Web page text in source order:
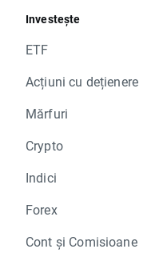
Investește
ETF
Acțiuni cu dețienere
Mărfuri
Crypto
Indici
Forex
Cont și Comisioane